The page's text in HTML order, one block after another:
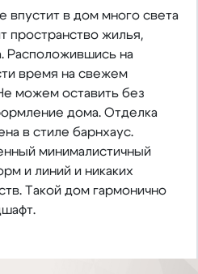
впустит в дом много света
пространство жилья,
Расположившись на
время на свежем
можем оставить без
дома. Отделка
в стиле барнхаус.
минималистичный
и линий и никаких
Такой дом гармонично